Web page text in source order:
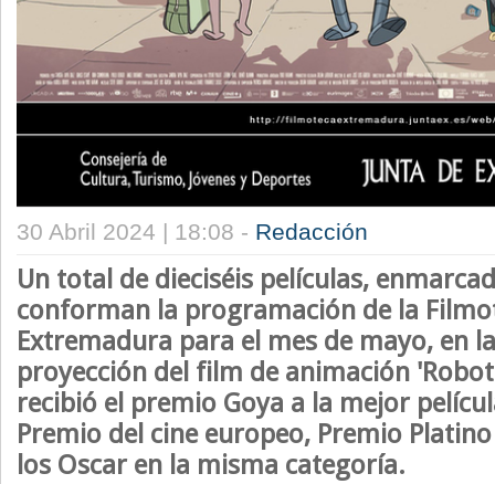
30 Abril 2024 | 18:08 - Redacción
Un total de dieciséis películas,
conforman la programación de la
Extremadura para el mes de mayo, en
proyección del film de animación
recibió el premio Goya a la mejor
Premio del cine europeo, Premio
los Oscar en la misma categoría.